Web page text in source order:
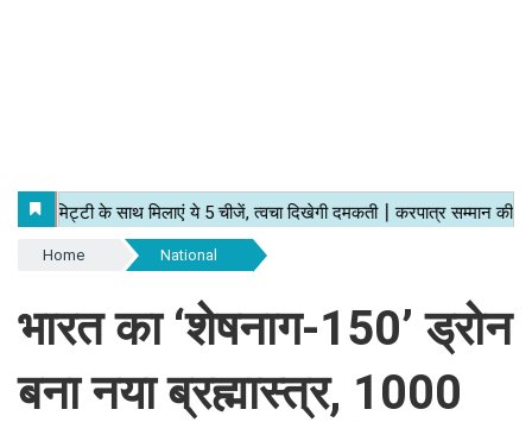
Home National
भारत का ‘शेषनाग-150’ ड्रोन
बना नया ब्रह्मास्त्र, 1000